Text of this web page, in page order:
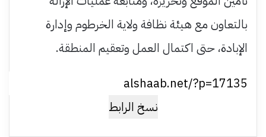
بالتعاون مع هيئة نظافة ولاية الخرطوم وإدارة
الإبادة، حتى اكتمال العمل وتعقيم المنطقة.
نسخ الرابط